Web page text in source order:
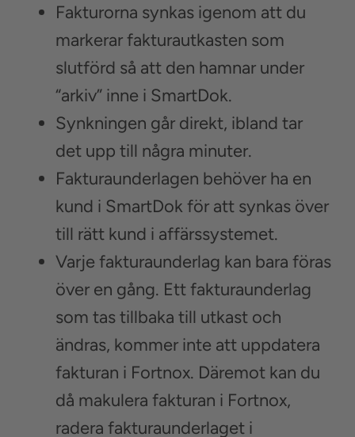
Fakturorna synkas igenom att du
markerar fakturautkasten som
slutförd så att den hamnar under
“arkiv” inne i SmartDok.
Synkningen går direkt, ibland tar
det upp till några minuter.
Fakturaunderlagen behöver ha en
kund i SmartDok för att synkas över
till rätt kund i affärssystemet.
Varje fakturaunderlag kan bara föras
över en gång. Ett fakturaunderlag
som tas tillbaka till utkast och
ändras, kommer inte att uppdatera
fakturan i Fortnox. Däremot kan du
då makulera fakturan i Fortnox,
radera fakturaunderlaget i